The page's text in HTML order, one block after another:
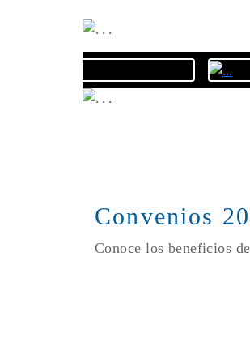
Convenios
Conoce los beneficios